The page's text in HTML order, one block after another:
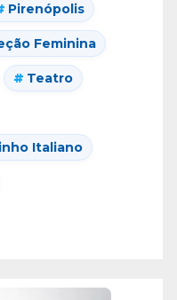
Pirenópolis
Feminina
Teatro
Italiano